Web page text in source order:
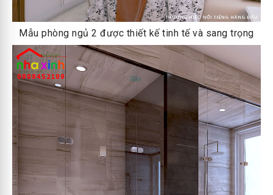
Mẫu phòng ngủ 2 được thiết kế tinh tế và sang trọng